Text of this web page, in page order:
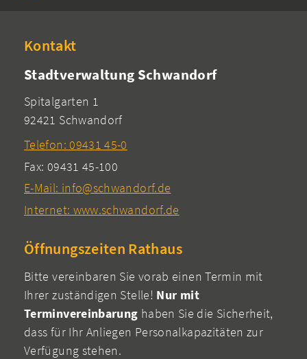
Kontakt
Stadtverwaltung Schwandorf
Spitalgarten 1
92421 Schwandorf
Telefon: 09431 45-0
Fax: 09431 45-100
E-Mail: info@schwandorf.de
Internet: www.schwandorf.de
Öffnungszeiten Rathaus
Bitte vereinbaren Sie vorab einen Termin mit
Ihrer zuständigen Stelle! Nur mit
Terminvereinbarung haben Sie die Sicherheit,
dass für Ihr Anliegen Personalkapazitäten zur
Verfügung stehen.